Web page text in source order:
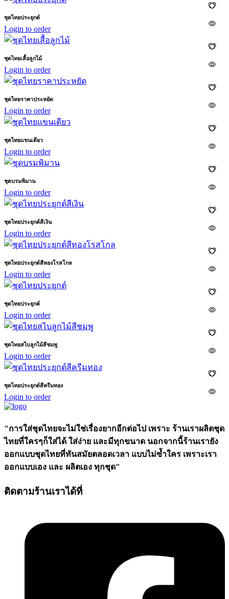
ชุดไทยประยุกต์
Login to order
ชุดไทยเสื้อลูกไม้
Login to order
ชุดไทยราคาประหยัด
Login to order
ชุดไทยแขนเดียว
Login to order
ชุดบรมพิมาน
Login to order
ชุดไทยประยุกต์สีเงิน
Login to order
ชุดไทยประยุกต์สีทองโรสโกล
Login to order
ชุดไทยประยุกต์
Login to order
ชุดไทยสไบลูกไม้สีชมพู
Login to order
ชุดไทยประยุกต์สีครีมทอง
Login to order
"การใส่ชุดไทยจะไม่ใช่เรื่องยากอีกต่อไป เพราะ ร้านเราผลิตชุด
ไทยที่ใครๆก็ใส่ได้ ใส่ง่าย และมีทุกขนาด นอกจากนี้ร้านเรายัง
ออกแบบชุดไทยที่ทันสมัยตลอดเวลา แบบไม่ซ้ำใคร เพราะเรา
ออกแบบเอง และ ผลิตเอง ทุกชุด"
ติดตามร้านเราได้ที่